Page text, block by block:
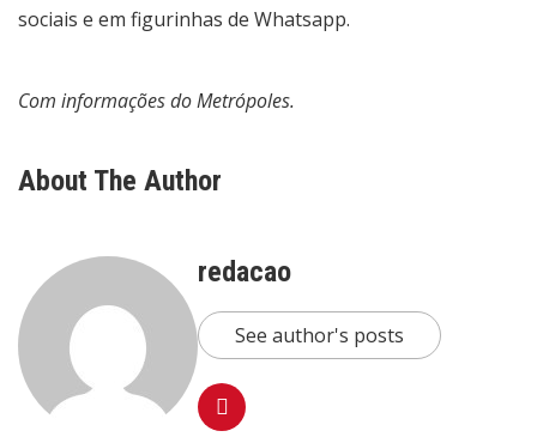
sociais e em figurinhas de Whatsapp.
Com informações do Metrópoles.
About The Author
redacao
See author's posts